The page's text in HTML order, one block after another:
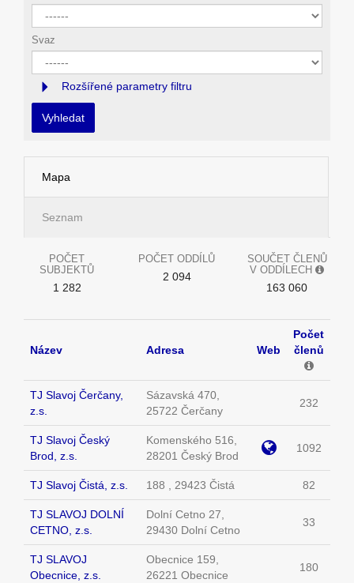
Svaz
Rozšířené parametry filtru
Vyhledat
Mapa
Seznam
POČET
SUBJEKTŮ
1 282
POČET ODDÍLŮ
2 094
SOUČET ČLENŮ
V ODDÍLECH
163 060
Název Adresa Web
Počet
členů
TJ Slavoj Čerčany,
z.s.
Sázavská 470,
25722 Čerčany
232
TJ Slavoj Český
Brod, z.s.
Komenského 516,
28201 Český Brod
1092
TJ Slavoj Čistá, z.s. 188 , 29423 Čistá 82
TJ SLAVOJ DOLNÍ
CETNO, z.s.
Dolní Cetno 27,
29430 Dolní Cetno
33
TJ SLAVOJ
Obecnice, z.s.
Obecnice 159,
26221 Obecnice
180